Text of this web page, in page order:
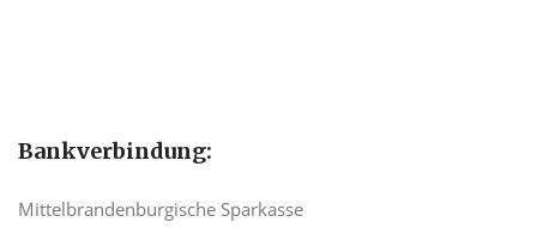
Bankverbindung:
Mittelbrandenburgische Sparkasse